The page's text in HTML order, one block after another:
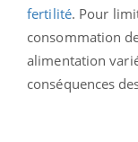
fertilité. Pour
consommation
alimentation
conséquences